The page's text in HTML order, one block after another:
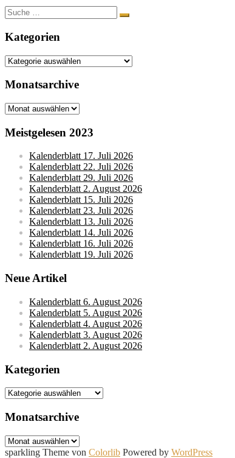
Suche
nach:
Kategorien
Kategorien
Monatsarchive
Monatsarchive
Meistgelesen 2023
Kalenderblatt 17. Juli 2026
Kalenderblatt 22. Juli 2026
Kalenderblatt 29. Juli 2026
Kalenderblatt 2. August 2026
Kalenderblatt 15. Juli 2026
Kalenderblatt 23. Juli 2026
Kalenderblatt 13. Juli 2026
Kalenderblatt 14. Juli 2026
Kalenderblatt 16. Juli 2026
Kalenderblatt 19. Juli 2026
Neue Artikel
Kalenderblatt 6. August 2026
Kalenderblatt 5. August 2026
Kalenderblatt 4. August 2026
Kalenderblatt 3. August 2026
Kalenderblatt 2. August 2026
Kategorien
Kategorien
Monatsarchive
Monatsarchive
sparkling Theme von Colorlib Powered by WordPress